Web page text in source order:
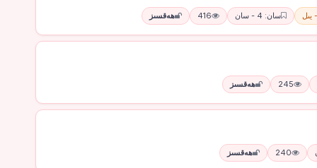
سان: 4 - سان 416 ھەقسىز
245 ھەقسىز
240 ھەقسىز